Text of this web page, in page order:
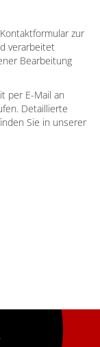
zur
verarbeitet
Bearbeitung
per E-Mail an
Detaillierte
Sie in unserer